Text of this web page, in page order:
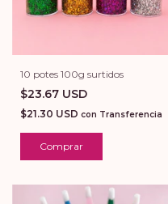
10 potes 100g surtidos
$23.67 USD
$21.30 USD con Transferencia